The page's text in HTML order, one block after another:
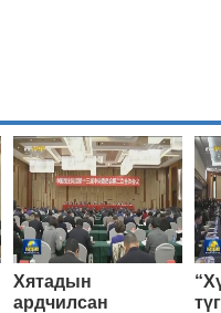
Хятадын
ардчилсан